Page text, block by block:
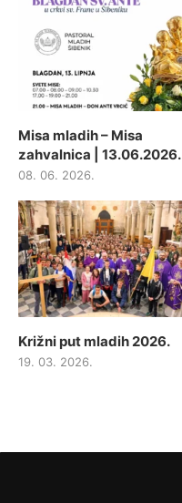
Misa mladih – Misa
zahvalnica | 13.06.2026.
08. 06. 2026.
Križni put mladih 2026.
19. 03. 2026.